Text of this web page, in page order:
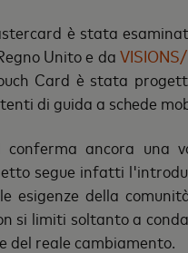
è stata
Unito e da
Card è stata
di guida a schede
conferma ancora una
segue infatti
esigenze della
si limiti soltanto a
del reale cambiamento.